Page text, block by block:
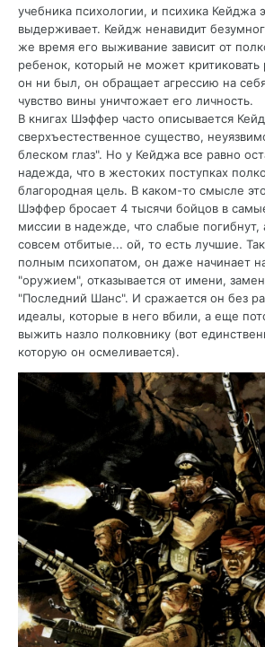
учебника психологии, и психика Кейджа
выдерживает. Кейдж ненавидит
же время его выживание зависит от
ребенок, который не может
он ни был, он обращает агрессию на
чувство вины уничтожает его личность.
В книгах Шэффер часто описывается
сверхъестественное существо,
блеском глаз". Но у Кейджа все равно
надежда, что в жестоких поступках
благородная цель. В каком-то смысле
Шэффер бросает 4 тысячи бойцов в
миссии в надежде, что слабые погибнут,
совсем отбитые... ой, то есть лучшие.
полным психопатом, он даже начинает
"оружием", отказывается от имени,
"Последний Шанс". И сражается он без
идеалы, которые в него вбили, а еще
выжить назло полковнику (вот
которую он осмеливается).